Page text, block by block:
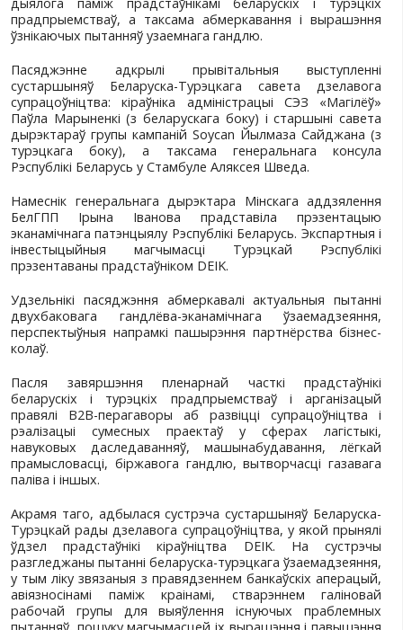
28 лістапада 2024 г
У Стамбуле адбылося пасяджэнне Беларуска-
савета дзелавога супрацоўніцтва – органа,
Беларускай гандлёва-прамысловай палатай і
знешнеэканамічных сувязях Турцыі
развіцця двухбаковага гандлёва-
інвестыцыйнага супрацоўніцтва,
дыялога паміж прадстаўнікамі беларускіх і
ўзнікаючых пытанняў узаемнага гандлю.
Пасяджэнне адкрылі прывітальныя
сустаршыняў Беларуска-Турэцкага савета
супрацоўніцтва: кіраўніка адміністрацыі СЭЗ
Паўла Марыненкі (з беларускага боку) і
дырэктараў групы кампаній Soycan Йылмаза
турэцкага боку), а таксама генеральнага
Рэспублікі Беларусь у Стамбуле Аляксея Шведа.
Намеснік генеральнага дырэктара Мінскага
БелГПП Ірына Іванова прадставіла
эканамічнага патэнцыялу Рэспублікі Беларусь.
інвестыцыйныя магчымасці Турэцкай
Удзельнікі пасяджэння абмеркавалі
двухбаковага гандлёва-эканамічнага
перспектыўныя напрамкі пашырэння
колаў.